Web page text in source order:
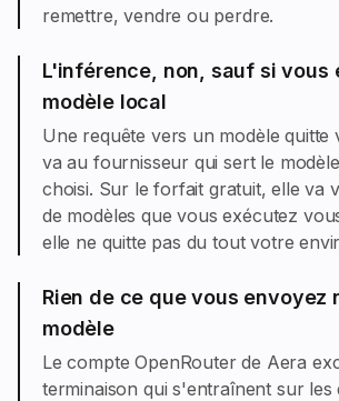
remettre, vendre ou perdre.
L'inférence, non, sauf si vous
modèle local
Une requête vers un modèle quitte
va au fournisseur qui sert le
choisi. Sur le forfait gratuit, elle va
de modèles que vous exécutez
elle ne quitte pas du tout votre
Rien de ce que vous envoyez
modèle
Le compte OpenRouter de Aera
terminaison qui s'entraînent sur les